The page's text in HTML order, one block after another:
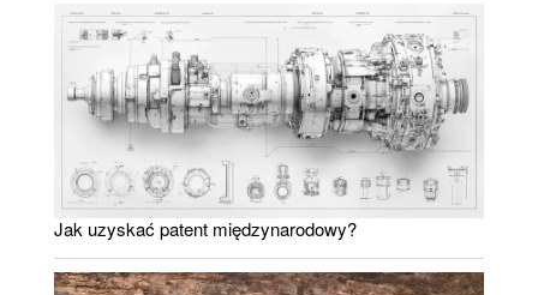
Jak uzyskać patent międzynarodowy?